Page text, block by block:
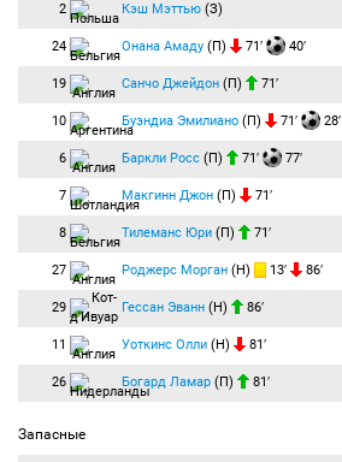
2 Кэш Мэттью (З)
24 Онана Амаду (П) 71′ 40′
19 Санчо Джейдон (П) 71′
10 Буэндиа Эмилиано (П) 71′ 28′
6 Баркли Росс (П) 71′ 77′
7 Макгинн Джон (П) 71′
8 Тилеманс Юри (П) 71′
27 Роджерс Морган (Н) 13′ 86′
29 Гессан Эванн (Н) 86′
11 Уоткинс Олли (Н) 81′
26 Богард Ламар (П) 81′
Запасные